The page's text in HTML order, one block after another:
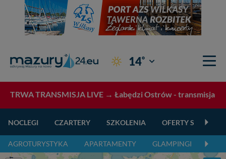
14° Giżycko
TRWA TRANSMISJA LIVE → Łabędzi Ostrów - transmisja
NOCLEGI CZARTERY SZKOLENIA OFERTY
AGROTURYSTYKA APARTAMENTY GLAMPINGI